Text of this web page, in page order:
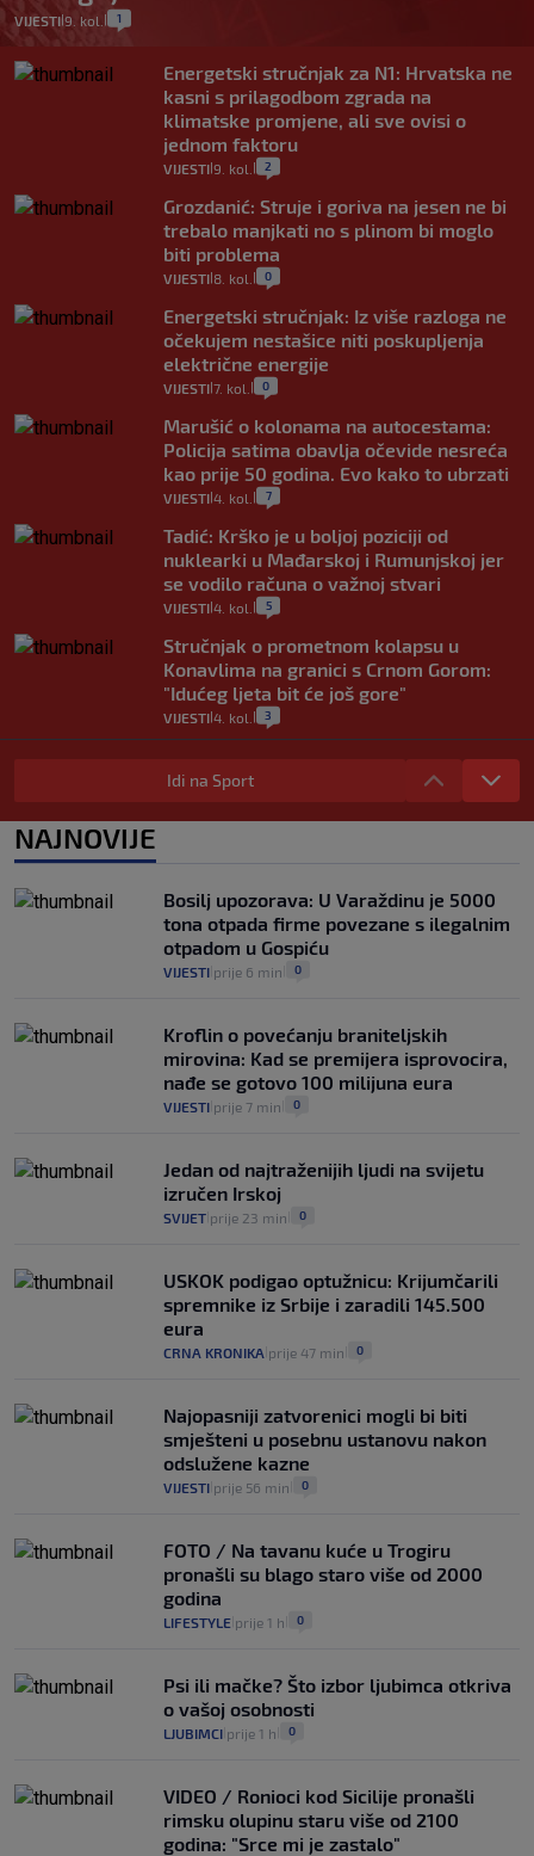
VIJESTI|9. kol. 1
Energetski stručnjak za N1: Hrvatska ne
kasni s prilagodbom zgrada na
klimatske promjene, ali sve ovisi o
jednom faktoru
VIJESTI 9. kol. 2
Grozdanić: Struje i goriva na jesen ne bi
trebalo manjkati no s plinom bi moglo
biti problema
VIJESTI 8. kol. 0
Energetski stručnjak: Iz više razloga ne
očekujem nestašice niti poskupljenja
električne energije
VIJESTI 7. kol. 0
Marušić o kolonama na autocestama:
Policija satima obavlja očevide nesreća
kao prije 50 godina. Evo kako to ubrzati
VIJESTI 4. kol. 7
Tadić: Krško je u boljoj poziciji od
nuklearki u Mađarskoj i Rumunjskoj jer
se vodilo računa o važnoj stvari
VIJESTI 4. kol. 5
Stručnjak o prometnom kolapsu u
Konavlima na granici s Crnom Gorom:
"Idućeg ljeta bit će još gore"
VIJESTI 4. kol. 3
Iz Hrvatske u Italiju može se i preko
mora. Provjerili smo brodske linije i
VIJESTI 3. kol. 2
rajčica košta deset eura: "Nećete ih
vidjeti na akcijama u trgovinama"
VIJESTI 3. kol. 8
Idi na Sport
NAJNOVIJE
Bosilj upozorava: U Varaždinu je 5000
tona otpada firme povezane s ilegalnim
otpadom u Gospiću
VIJESTI prije 6 min 0
Kroflin o povećanju braniteljskih
mirovina: Kad se premijera isprovocira,
nađe se gotovo 100 milijuna eura
VIJESTI prije 7 min 0
Jedan od najtraženijih ljudi na svijetu
izručen Irskoj
SVIJET prije 23 min 0
USKOK podigao optužnicu: Krijumčarili
spremnike iz Srbije i zaradili 145.500
eura
CRNA KRONIKA prije 47 min 0
Najopasniji zatvorenici mogli bi biti
smješteni u posebnu ustanovu nakon
odslužene kazne
VIJESTI prije 56 min 0
FOTO / Na tavanu kuće u Trogiru
pronašli su blago staro više od 2000
godina
LIFESTYLE prije 1 h 0
Psi ili mačke? Što izbor ljubimca otkriva
o vašoj osobnosti
LJUBIMCI prije 1 h 0
VIDEO / Ronioci kod Sicilije pronašli
rimsku olupinu staru više od 2100
godina: "Srce mi je zastalo"